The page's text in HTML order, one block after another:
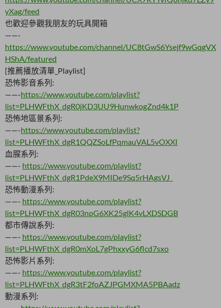
yXag/feed
也歡迎參觀我朋友的玩具開箱
——-
https://www.youtube.com/channel/UC8tGwS6Ysejf9wGqgVX
HShA/featured
[推薦播放清單_Playlist]
恐怖影音系列:
——-https://www.youtube.com/playlist?
list=PLHWFthX_dgR0jKD3UU9HunwkogZnd4k1P
恐怖地區景系列:
——-https://www.youtube.com/playlist?
list=PLHWFthX_dgR1QQZSoLfPqmauVAL5vOXXI
血腥系列:
——- https://www.youtube.com/playlist?
list=PLHWFthX_dgR1PdeX9MIDe9Sq5rHAgsVJ_
恐怖動漫系列:
——- https://www.youtube.com/playlist?
list=PLHWFthX_dgR03npG6XK25glK4vLXDSDGB
都市傳說系列:
——- https://www.youtube.com/playlist?
list=PLHWFthX_dgR0mXoL7gPhxxyG6flcd7sxo
恐怖影片系列:
——- https://www.youtube.com/playlist?
list=PLHWFthX_dgR3tF2foAZJPGMXMA5PBAadz
動漫系列: